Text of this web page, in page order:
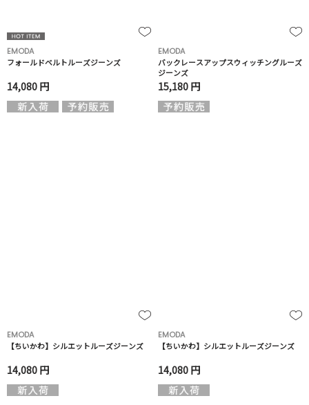
EMODA
フォールドベルトルーズジーンズ
14,080 円
EMODA
バックレースアップスウィッチングルーズ
ジーンズ
15,180 円
EMODA
【ちいかわ】シルエットルーズジーンズ
14,080 円
EMODA
【ちいかわ】シルエットルーズジーンズ
14,080 円